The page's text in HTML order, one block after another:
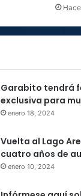
Garabito tendrá
exclusiva para
enero 18, 2024
Vuelta al Lago
cuatro años de
enero 10, 2024